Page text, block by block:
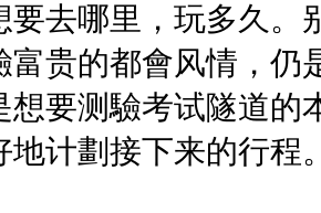
要去哪里，玩多久。
富贵的都會风情，仍
想要测驗考试隧道的
地计劃接下来的行程